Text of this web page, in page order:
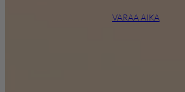
VARAA AIKA